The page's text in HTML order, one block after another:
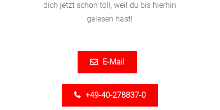
dich jetzt schon toll, weil du bis hierhin
gelesen hast!
E-Mail
+49-40-278837-0